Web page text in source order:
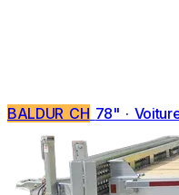
BALDUR CH 78" ·